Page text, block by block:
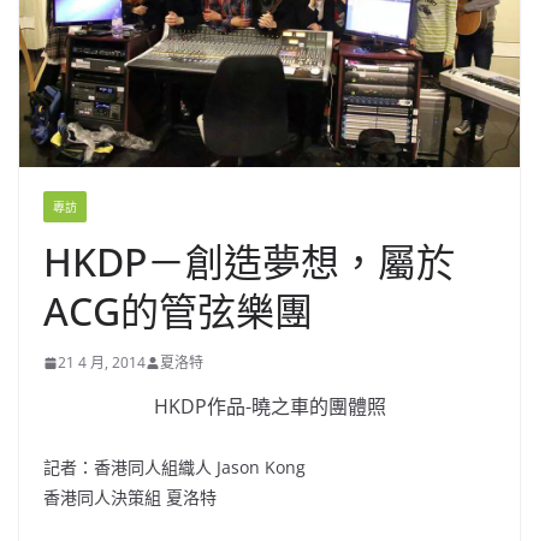
專訪
HKDP－創造夢想，屬於
ACG的管弦樂團
21 4 月, 2014 夏洛特
HKDP作品-曉之車的團體照
記者：香港同人組織人 Jason Kong
香港同人決策組 夏洛特